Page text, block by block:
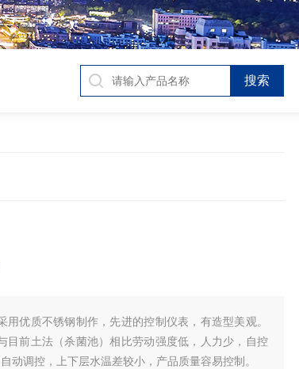
用优质不锈钢制作，先进的控制仪表，有造型美观。
目前土法（杀菌池）相比劳动强度低，人力少，自控
动调控，上下层水温差较小，产品质量容易控制。